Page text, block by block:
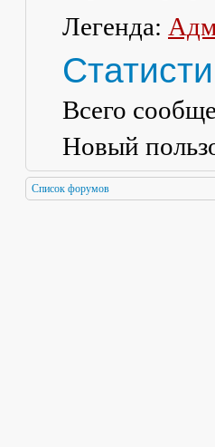
Легенда:
Всего
Новый
Список форумов